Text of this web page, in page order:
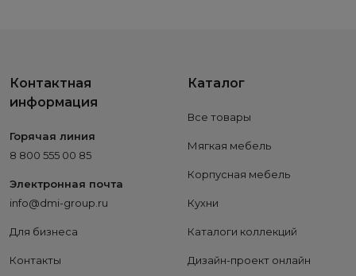
Контактная
информация
Горячая линия
8 800 555 00 85
Электронная почта
info@dmi-group.ru
Для бизнеса
Контакты
Каталог
Все товары
Мягкая мебель
Корпусная мебель
Кухни
Каталоги коллекций
Дизайн-проект онлайн